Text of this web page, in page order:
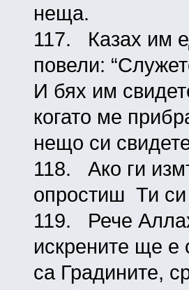
неща.
117. Казах им
повели:
И бях им
когато ме
нещо си
118. Ако ги
опростиш Ти
119. Рече
искрените ще е
са Градините,